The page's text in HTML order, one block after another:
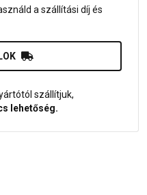
a szállítási díj és
szállítjuk,
lehetőség.